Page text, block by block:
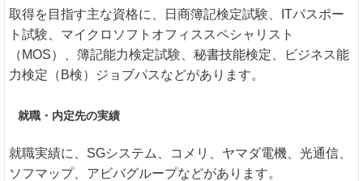
取得を目指す主な資格に、日商簿記検定試験、ITパスポー
ト試験、マイクロソフトオフィススペシャリスト
（MOS）、簿記能力検定試験、秘書技能検定、ビジネス能
力検定（B検）ジョブパスなどがあります。
就職・内定先の実績
就職実績に、SGシステム、コメリ、ヤマダ電機、光通信、
ソフマップ、アビバグループなどがあります。